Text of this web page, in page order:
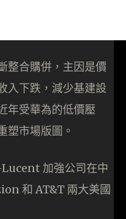
整合購併，主因是價
入下跌，減少基建設
年受華為的低價壓
塑市場版圖。
加強公司在中
和 AT&T 兩大美國